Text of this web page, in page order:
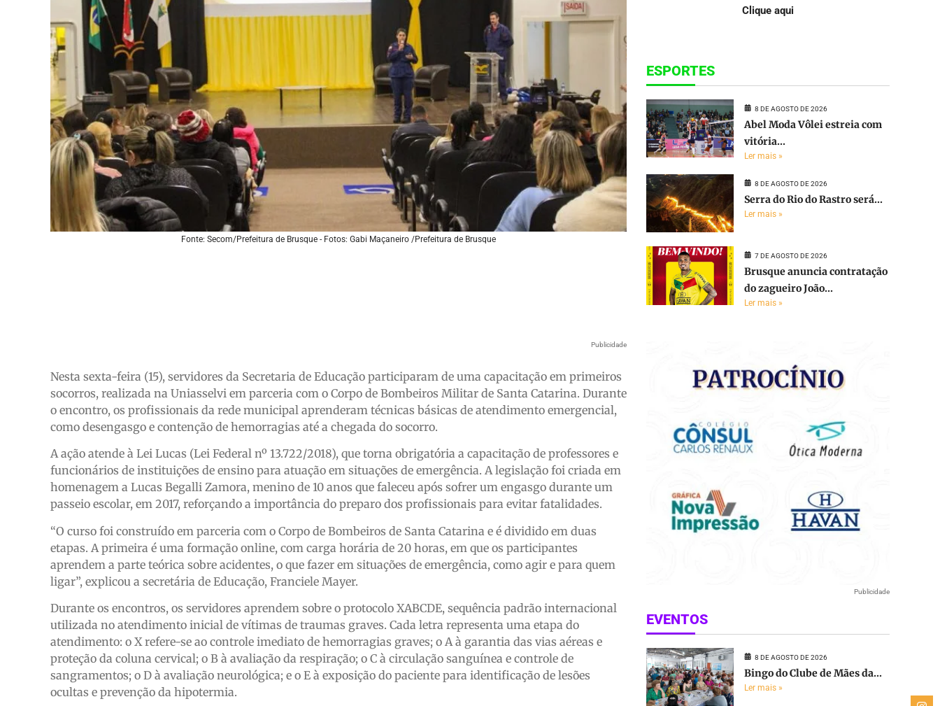
Fonte: Secom/Prefeitura de Brusque - Fotos: Gabi Maçaneiro /Prefeitura de Brusque
Publicidade
Nesta sexta-feira (15), servidores da Secretaria de Educação participaram de uma capacitação em primeiros
socorros, realizada na Uniasselvi em parceria com o Corpo de Bombeiros Militar de Santa Catarina. Durante
o encontro, os profissionais da rede municipal aprenderam técnicas básicas de atendimento emergencial,
como desengasgo e contenção de hemorragias até a chegada do socorro.
A ação atende à Lei Lucas (Lei Federal nº 13.722/2018), que torna obrigatória a capacitação de professores e
funcionários de instituições de ensino para atuação em situações de emergência. A legislação foi criada em
homenagem a Lucas Begalli Zamora, menino de 10 anos que faleceu após sofrer um engasgo durante um
passeio escolar, em 2017, reforçando a importância do preparo dos profissionais para evitar fatalidades.
“O curso foi construído em parceria com o Corpo de Bombeiros de Santa Catarina e é dividido em duas
etapas. A primeira é uma formação online, com carga horária de 20 horas, em que os participantes
aprendem a parte teórica sobre acidentes, o que fazer em situações de emergência, como agir e para quem
ligar”, explicou a secretária de Educação, Franciele Mayer.
Durante os encontros, os servidores aprendem sobre o protocolo XABCDE, sequência padrão internacional
utilizada no atendimento inicial de vítimas de traumas graves. Cada letra representa uma etapa do
atendimento: o X refere-se ao controle imediato de hemorragias graves; o A à garantia das vias aéreas e
proteção da coluna cervical; o B à avaliação da respiração; o C à circulação sanguínea e controle de
sangramentos; o D à avaliação neurológica; e o E à exposição do paciente para identificação de lesões
ocultas e prevenção da hipotermia.
Clique aqui
ESPORTES
8 DE AGOSTO DE 2026
Abel Moda Vôlei estreia com
vitória...
Ler mais »
8 DE AGOSTO DE 2026
Serra do Rio do Rastro será...
Ler mais »
7 DE AGOSTO DE 2026
Brusque anuncia contratação
do zagueiro João...
Ler mais »
Publicidade
EVENTOS
8 DE AGOSTO DE 2026
Bingo do Clube de Mães da...
Ler mais »